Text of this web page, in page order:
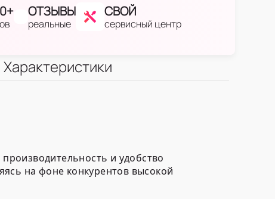
ОТЗЫВЫ
реальные
СВОЙ
сервисный центр
Характеристики
и удобство
на фоне конкурентов высокой